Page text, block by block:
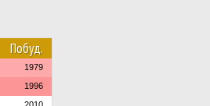
Побуд.
1979
1996